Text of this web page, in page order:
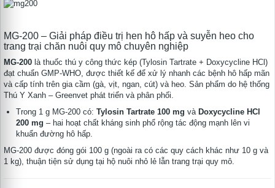
MG-200 – Giải pháp điều trị hen hô hấp và suyễn heo cho
trang trại chăn nuôi quy mô chuyên nghiệp
MG-200 là thuốc thú y công thức kép (Tylosin Tartrate + Doxycycline HCl)
đạt chuẩn GMP-WHO, được thiết kế để xử lý nhanh các bệnh hô hấp mãn
và cấp tính trên gia cầm (gà, vịt, ngan, cút) và heo. Sản phẩm do hệ thống
Thú Y Xanh – Greenvet phát triển và phân phối.
Trong 1 g MG-200 có: Tylosin Tartrate 100 mg và Doxycycline HCl
200 mg – hai hoạt chất kháng sinh phổ rộng tác động mạnh lên vi
khuẩn đường hô hấp.
MG-200 được đóng gói 100 g (ngoài ra có các quy cách khác như 10 g và
1 kg), thuận tiện sử dụng tại hộ nuôi nhỏ lẻ lẫn trang trại quy mô.